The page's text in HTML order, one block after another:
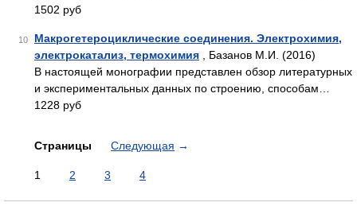
1502 руб
10
Макрогетероциклические соединения. Электрохимия,
электрокатализ, термохимия , Базанов М.И. (2016)
В настоящей монографии представлен обзор литературных
и экспериментальных данных по строению, способам…
1228 руб
Страницы Следующая →
1 2 3 4